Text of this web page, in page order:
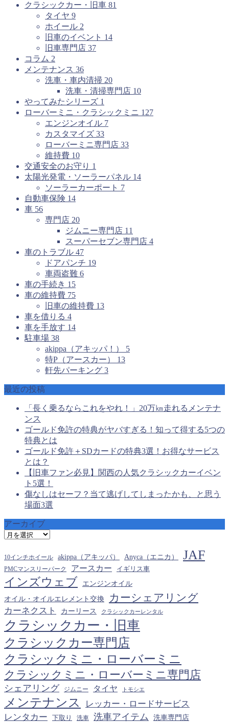
クラシックカー・旧車 81
タイヤ 9
ホイール 2
旧車のイベント 14
旧車専門店 37
コラム 2
メンテナンス 36
洗車・車内清掃 20
洗車・清掃専門店 10
やってみたシリーズ 1
ローバーミニ・クラシックミニ 127
エンジンオイル 7
カスタマイズ 33
ローバーミニ専門店 33
維持費 10
交通安全のお守り 1
太陽光発電・ソーラーパネル 14
ソーラーカーポート 7
自動車保険 14
車 56
専門店 20
ジムニー専門店 11
スーパーセブン専門店 4
車のトラブル 47
ドアパンチ 19
車両盗難 6
車の手続き 15
車の維持費 75
旧車の維持費 13
車を借りる 4
車を手放す 14
駐車場 38
akippa（アキッパ！） 5
特P（アースカー） 13
軒先パーキング 3
最近の投稿
「長く乗るならこれをやれ！」20万㎞走れるメンテナ
ンス
ゴールド免許の特典がヤバすぎる！知って得する5つの
特典とは
ゴールド免許＋SDカードの特典3選！お得なサービス
とは？
【旧車ファン必見】関西の人気クラシックカーイベン
ト5選！
傷なしはセーフ？当て逃げしてしまったかも、と思う
場面3選
アーカイブ
ア
カ
イ
ブ
10インチホイール akippa（アキッパ） Anyca（エニカ） JAF
PMCマンスリーパーク アースカー イギリス車
インズウェブ エンジンオイル
オイル・オイルエレメント交換 カーシェアリング
カーネクスト カーリース クラシックカーレンタル
クラシックカー・旧車
クラシックカー専門店
クラシックミニ・ローバーミニ
クラシックミニ・ローバーミニ専門店
シェアリング ジムニー タイヤ トモシエ
メンテナンス
レッカー・ロードサービス
レンタカー
下取り 洗車 洗車アイテム
洗車専門店